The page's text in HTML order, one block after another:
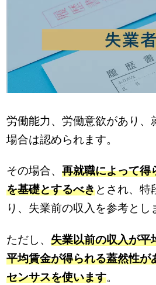
労働能力、労働意欲があり、
場合は認められます。
その場合、再就職によって得
を基礎とするべきとされ、特
り、失業前の収入を参考とし
ただし、失業以前の収入が平
平均賃金が得られる蓋然性が
センサスを使います。